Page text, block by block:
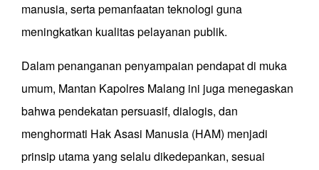
manusia, serta pemanfaatan teknologi guna
meningkatkan kualitas pelayanan publik.
Dalam penanganan penyampaian pendapat di muka
umum, Mantan Kapolres Malang ini juga menegaskan
bahwa pendekatan persuasif, dialogis, dan
menghormati Hak Asasi Manusia (HAM) menjadi
prinsip utama yang selalu dikedepankan, sesuai